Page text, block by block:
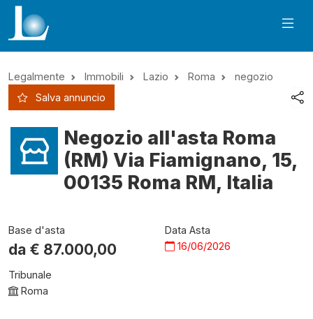
Legalmente Immobili Lazio Roma
negozio
Salva annuncio
Negozio all'asta Roma
(RM) Via Fiamignano, 15,
00135 Roma RM, Italia
Base d'asta
da € 87.000,00
Data Asta
16/06/2026
Tribunale
Roma